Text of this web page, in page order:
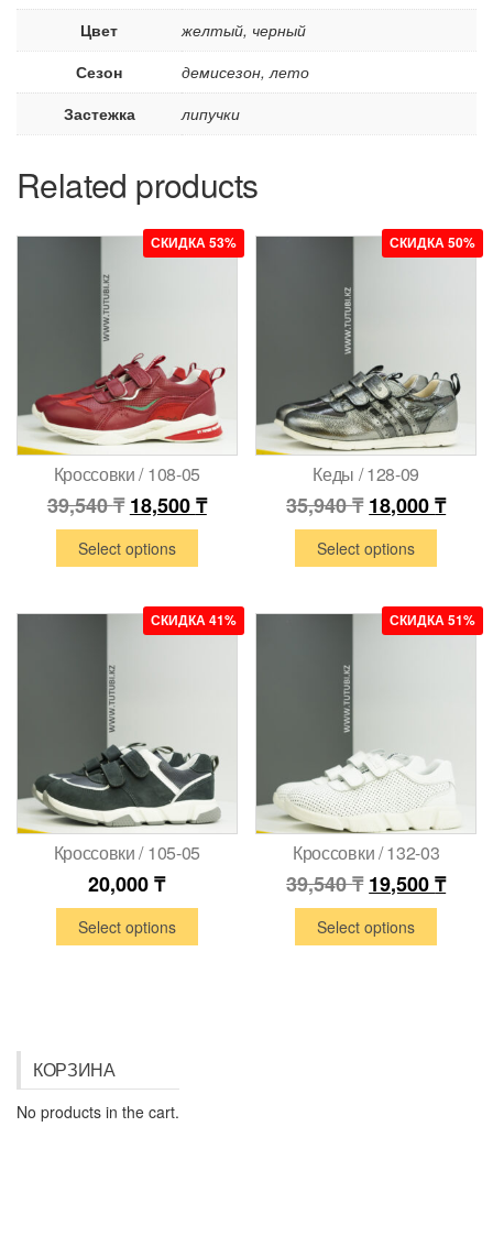
Цвет
желтый, черный
Сезон
демисезон, лето
Застежка
липучки
Related products
СКИДКА 53%
Кроссовки / 108-05
39,540₸ 18,500₸
Select options
СКИДКА 50%
Кеды / 128-09
35,940₸ 18,000₸
Select options
СКИДКА 41%
Кроссовки / 105-05
20,000₸
Select options
СКИДКА 51%
Кроссовки / 132-03
39,540₸ 19,500₸
Select options
КОРЗИНА
No products in the cart.